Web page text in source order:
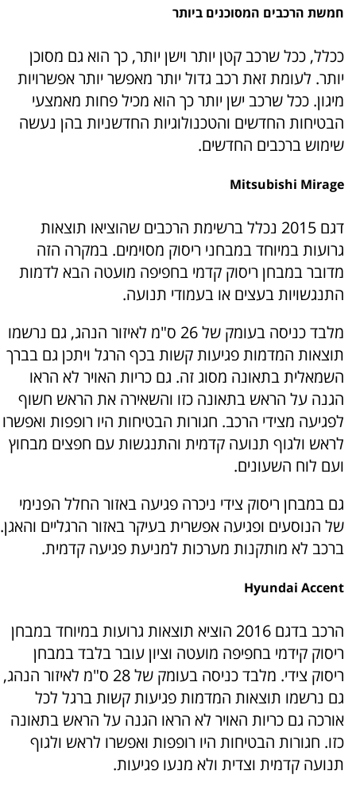
חמשת הרכבים המסוכנים ביותר
ככלל, ככל שרכב קטן יותר וישן יותר, כך הוא גם מסוכן
יותר. לעומת זאת רכב גדול יותר מאפשר יותר אפשרויות
מיגון. ככל שרכב ישן יותר כך הוא מכיל פחות מאמצעי
הבטיחות החדשים והטכנולוגיות החדשניות בהן נעשה
שימוש ברכבים החדשים.
Mitsubishi Mirage
דגם 2015 נכלל ברשימת הרכבים שהוציאו תוצאות
גרועות במיוחד במבחני ריסוק מסוימים. במקרה הזה
מדובר במבחן ריסוק קדמי בחפיפה מועטה הבא לדמות
התנגשויות בעצים או בעמודי תנועה.
מלבד כניסה בעומק של 26 ס"מ לאיזור הנהג, גם נרשמו
תוצאות המדמות פגיעות קשות בכף הרגל ויתכן גם בברך
השמאלית בתאונה מסוג זה. גם כריות האויר לא הראו
הגנה על הראש בתאונה כזו והשאירה את הראש חשוף
לפגיעה מצידי הרכב. חגורות הבטיחות היו רופפות ואפשרו
לראש ולגוף תנועה קדמית והתנגשות עם חפצים מבחוץ
ועם לוח השעונים.
גם במבחן ריסוק צידי ניכרה פגיעה באזור החלל הפנימי
של הנוסעים ופגיעה אפשרית בעיקר באזור הרגליים והאגן.
ברכב לא מותקנות מערכות למניעת פגיעה קדמית.
Hyundai Accent
הרכב בדגם 2016 הוציא תוצאות גרועות במיוחד במבחן
ריסוק קידמי בחפיפה מועטה וציון עובר בלבד במבחן
ריסוק צידי. מלבד כניסה בעומק של 28 ס"מ לאיזור הנהג,
גם נרשמו תוצאות המדמות פגיעות קשות ברגל לכל
אורכה גם כריות האויר לא הראו הגנה על הראש בתאונה
כזו. חגורות הבטיחות היו רופפות ואפשרו לראש ולגוף
תנועה קדמית וצדית ולא מנעו פגיעות.